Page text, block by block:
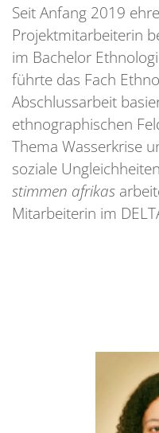
Seit Anfang 2019
Projektmitarbeiterin
im Bachelor
führte das Fach
Abschlussarbeit
ethnographischen
Thema Wasserkrise
soziale
stimmen afrikas
Mitarbeiterin im